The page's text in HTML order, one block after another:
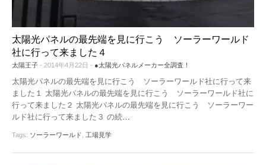
太陽光パネルの最先端を見に行こう ソーラーワールド
社に行って来ました４
太陽王子 - 2014年4月22日 - ●太陽光パネルメーカー全調査！
太陽光パネルの最先端を見に行こう ソーラーワールド社に行って来
ました１ 太陽光パネルの最先端を見に行こう ソーラーワールド社に
行って来ました２ 太陽光パネルの最先端を見に行こう ソーラーワー
ルド社に行って来ました３ の続…
Tags: ソーラーワールド 工場見学